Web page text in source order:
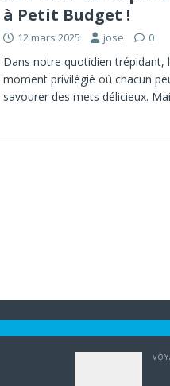
à Petit Budget !
12 mars 2025 jose 0
Dans notre quotidien trépidant,
moment privilégié où chacun
savourer des mets délicieux.